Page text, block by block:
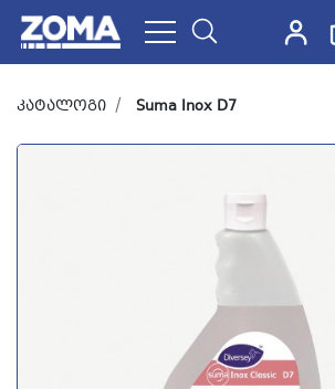
ZOMA.GE
კატალოგი Suma Inox D7